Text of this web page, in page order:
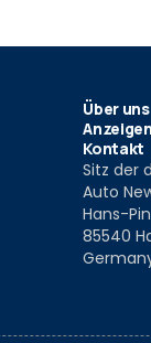
Über uns
Anzeigen
Kontakt
Sitz der
Auto
Hans-
85540